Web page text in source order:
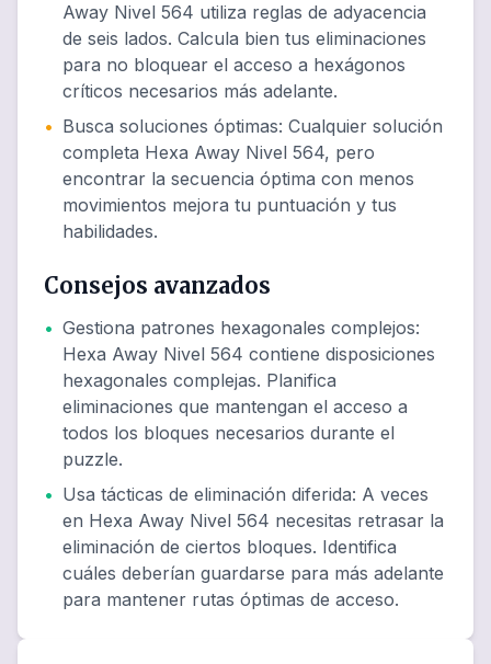
Away Nivel 564 utiliza reglas de adyacencia
de seis lados. Calcula bien tus eliminaciones
para no bloquear el acceso a hexágonos
críticos necesarios más adelante.
• Busca soluciones óptimas: Cualquier solución
completa Hexa Away Nivel 564, pero
encontrar la secuencia óptima con menos
movimientos mejora tu puntuación y tus
habilidades.
Consejos avanzados
• Gestiona patrones hexagonales complejos:
Hexa Away Nivel 564 contiene disposiciones
hexagonales complejas. Planifica
eliminaciones que mantengan el acceso a
todos los bloques necesarios durante el
puzzle.
• Usa tácticas de eliminación diferida: A veces
en Hexa Away Nivel 564 necesitas retrasar la
eliminación de ciertos bloques. Identifica
cuáles deberían guardarse para más adelante
para mantener rutas óptimas de acceso.